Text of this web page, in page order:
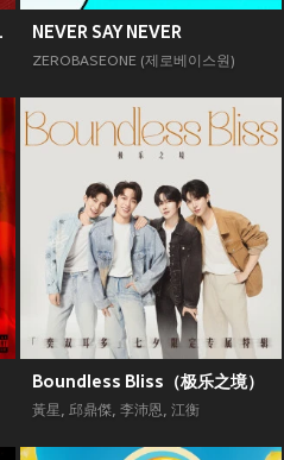
NEVER SAY NEVER
ZEROBASEONE (제로베이스원)
Boundless Bliss（极乐之境）
黃星, 邱鼎傑, 李沛恩, 江衡